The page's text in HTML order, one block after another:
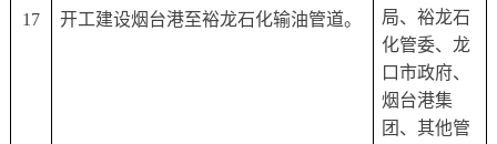
17 开工建设烟台港至裕龙石化输油管道。
局、裕龙石
化管委、龙
口市政府、
烟台港集
团、其他管